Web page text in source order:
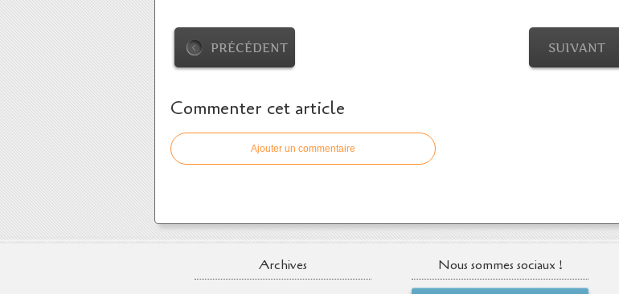
PRÉCÉDENT SUIVANT
Commenter cet article
Ajouter un commentaire
Archives Nous sommes sociaux !